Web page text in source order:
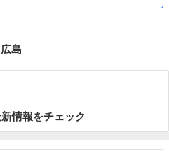
島
情報をチェック